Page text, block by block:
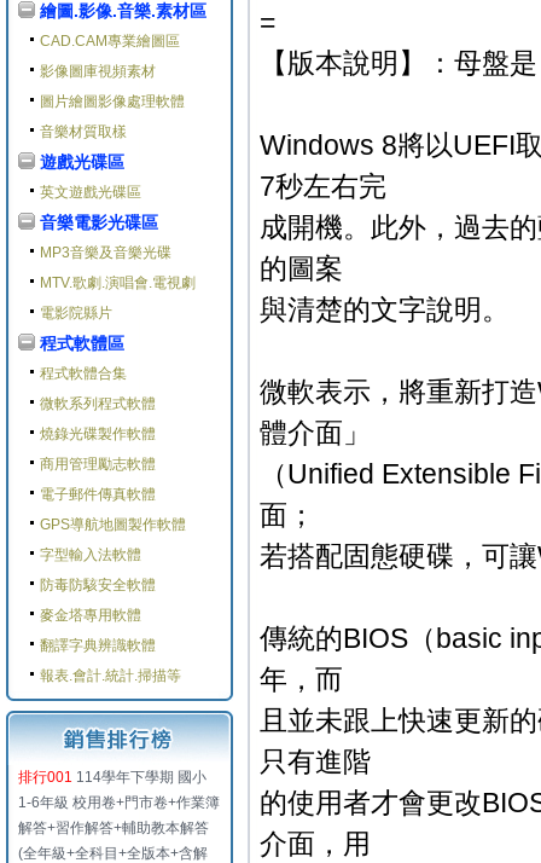
繪圖.影像.音樂.素材區
CAD.CAM專業繪圖區
影像圖庫視頻素材
圖片繪圖影像處理軟體
音樂材質取樣
遊戲光碟區
英文遊戲光碟區
音樂電影光碟區
MP3音樂及音樂光碟
MTV.歌劇.演唱會.電視劇
電影院縣片
程式軟體區
程式軟體合集
微軟系列程式軟體
燒錄光碟製作軟體
商用管理勵志軟體
電子郵件傳真軟體
GPS導航地圖製作軟體
字型輸入法軟體
防毒防駭安全軟體
麥金塔專用軟體
翻譯字典辨識軟體
報表.會計.統計.掃描等
排行001 114學年下學期 國小
1-6年級 校用卷+門市卷+作業簿
解答+習作解答+輔助教本解答
(全年級+全科目+全版本+含解
=
【版本說明】：母盤
Windows 8將以UEFI
7秒左右完
成開機。此外，過去
的圖案
與清楚的文字說明。
微軟表示，將重新打
體介面」
（Unified Extensible
面；
若搭配固態硬碟，可
傳統的BIOS（basic
年，而
且並未跟上快速更新
只有進階
的使用者才會更改
介面，用